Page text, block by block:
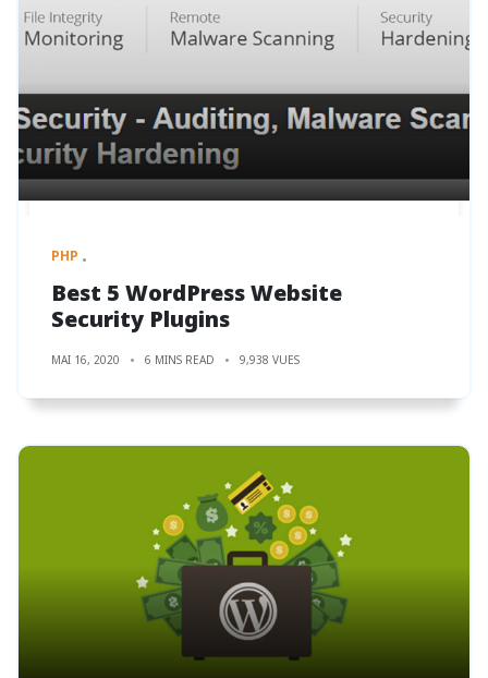
PHP
Best 5 WordPress Website
Security Plugins
MAI 16, 2020 6 MINS READ 9,938 VUES